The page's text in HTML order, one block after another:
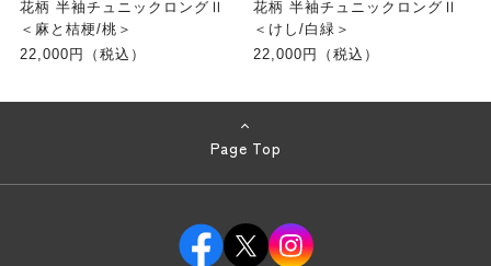
花柄 半袖チュニックロングⅡ
＜麻と桔梗/桃＞
22,000円（税込）
花柄 半袖チュニックロングⅡ
＜けし/白緑＞
22,000円（税込）
Page Top